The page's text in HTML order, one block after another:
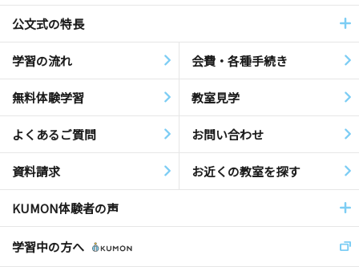
公文式の特長
学習の流れ 会費・各種手続き
無料体験学習 教室見学
よくあるご質問 お問い合わせ
資料請求 お近くの教室を探す
KUMON体験者の声
学習中の方へ